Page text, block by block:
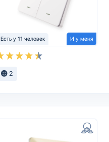
Есть у 11 человек И у меня
2